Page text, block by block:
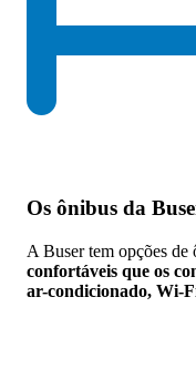
Os ônibus da
A Buser tem opções
confortáveis que os
ar-condicionado, Wi-